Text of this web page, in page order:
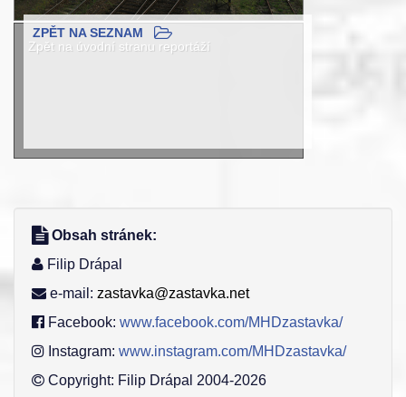
Zpět na úvodní stranu reportáží
ZPĚT NA SEZNAM
Obsah stránek:
Filip Drápal
e-mail: zastavka@zastavka.net
Facebook: www.facebook.com/MHDzastavka/
Instagram: www.instagram.com/MHDzastavka/
Copyright: Filip Drápal 2004-2026